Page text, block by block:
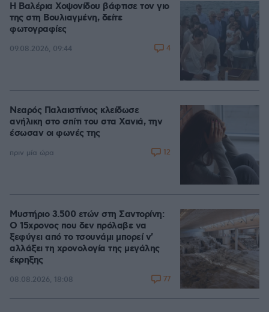
Η Βαλέρια Χοψονίδου βάφτισε τον γιο
της στη Βουλιαγμένη, δείτε
φωτογραφίες
09.08.2026, 09:44 4
Νεαρός Παλαιστίνιος κλείδωσε
ανήλικη στο σπίτι του στα Χανιά, την
έσωσαν οι φωνές της
πριν μία ώρα 12
Μυστήριο 3.500 ετών στη Σαντορίνη:
Ο 15χρονος που δεν πρόλαβε να
ξεφύγει από το τσουνάμι μπορεί ν'
αλλάξει τη χρονολογία της μεγάλης
έκρηξης
08.08.2026, 18:08 77